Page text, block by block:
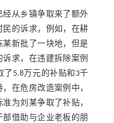
从乡镇争取来了额外
民的诉求，例如，在耕
新批了一块地，但是
求，在违建拆除案例
了5.8万元的补贴和3千
在危房改造案例中，
为刘某争取了补贴，
借助与企业老板的朋